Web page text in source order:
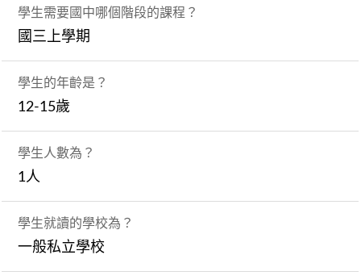
學生需要國中哪個階段的課程？
國三上學期
學生的年齡是？
12-15歲
學生人數為？
1人
學生就讀的學校為？
一般私立學校